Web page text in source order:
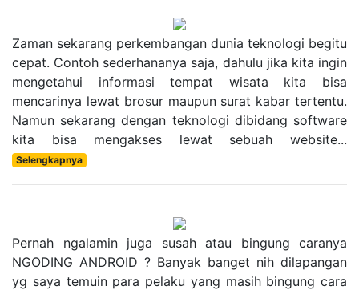
Zaman sekarang perkembangan dunia teknologi begitu
cepat. Contoh sederhananya saja, dahulu jika kita ingin
mengetahui informasi tempat wisata kita bisa
mencarinya lewat brosur maupun surat kabar tertentu.
Namun sekarang dengan teknologi dibidang software
kita bisa mengakses lewat sebuah website...
Selengkapnya
Pernah ngalamin juga susah atau bingung caranya
NGODING ANDROID ? Banyak banget nih dilapangan
yg saya temuin para pelaku yang masih bingung cara